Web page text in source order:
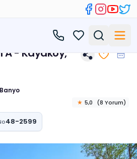
A - Kayaköy,
★ 5,0 (8 Yorum)
48-2599